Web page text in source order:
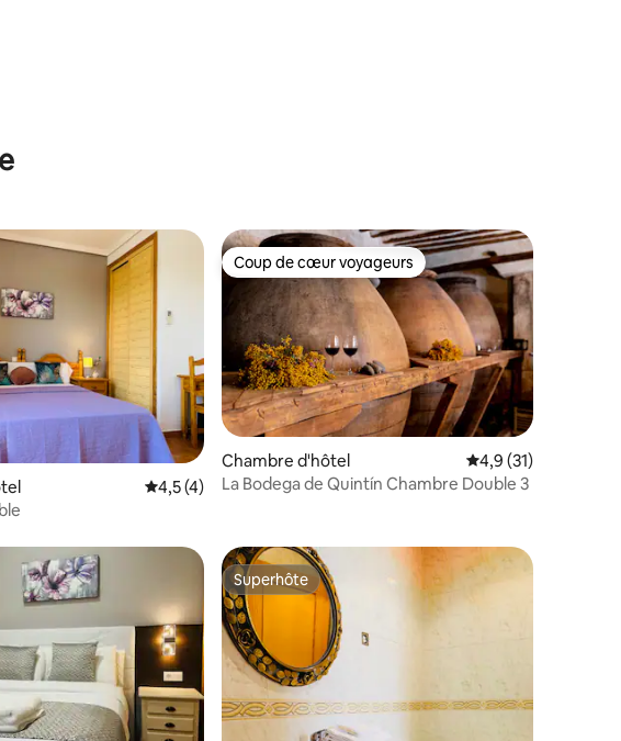
de 9 commentaires : 4,89 sur 5
Évaluation moyenne sur la base de 4 commentaires : 4,5 sur 5
4,5 (4)
Coup de cœur voyageurs
Coup de cœur voyageurs
Chambre d'hôtel Évaluation
4,9 (31)
La Bodega de Quintín Chambre Double 3
Superhôte
Superhôte